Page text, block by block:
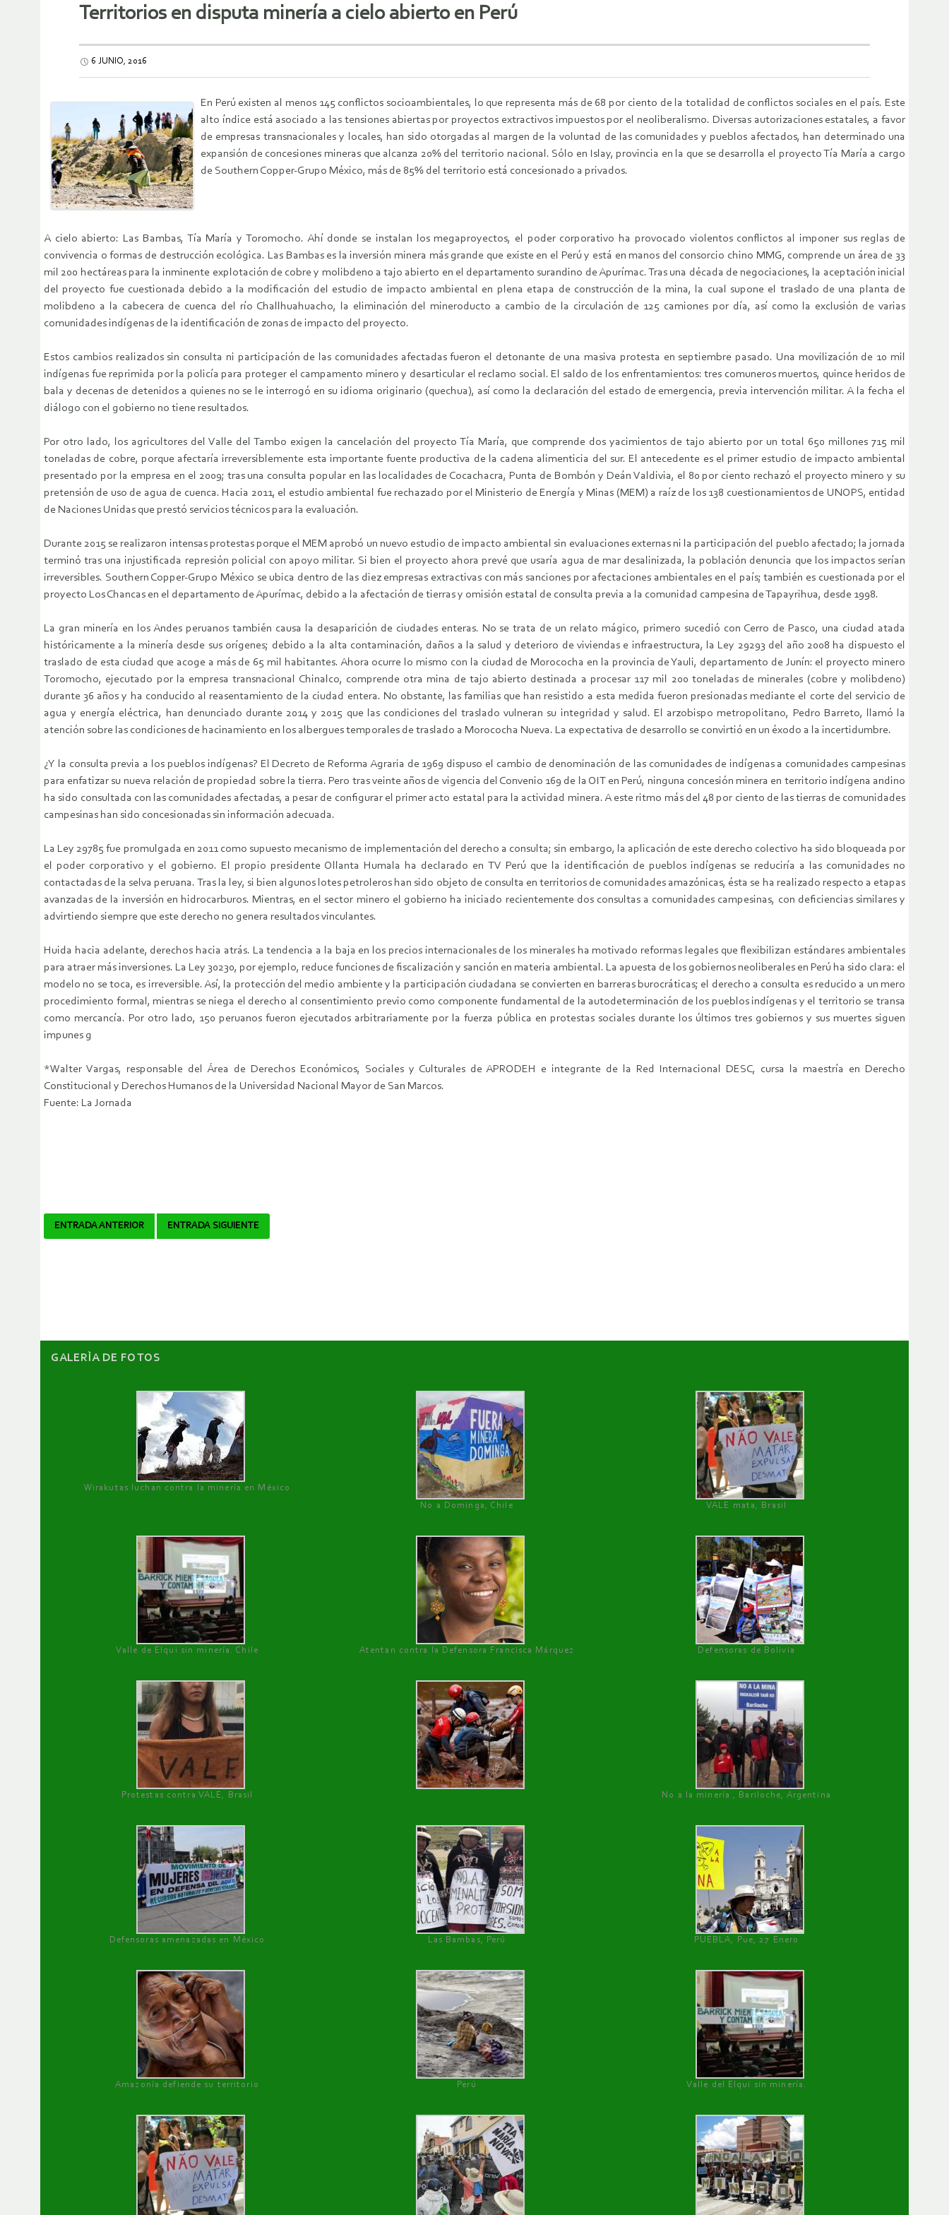
Territorios en disputa minería a cielo abierto en Perú
6 JUNIO, 2016
En Perú existen al menos 145 conflictos socioambientales, lo que representa más de 68 por ciento de la totalidad de conflictos sociales en el país. Este
alto índice está asociado a las tensiones abiertas por proyectos extractivos impuestos por el neoliberalismo. Diversas autorizaciones estatales, a favor
de empresas transnacionales y locales, han sido otorgadas al margen de la voluntad de las comunidades y pueblos afectados, han determinado una
expansión de concesiones mineras que alcanza 20% del territorio nacional. Sólo en Islay, provincia en la que se desarrolla el proyecto Tía María a cargo
de Southern Copper-Grupo México, más de 85% del territorio está concesionado a privados.
A cielo abierto: Las Bambas, Tía María y Toromocho. Ahí donde se instalan los megaproyectos, el poder corporativo ha provocado violentos conflictos al imponer sus reglas de
convivencia o formas de destrucción ecológica. Las Bambas es la inversión minera más grande que existe en el Perú y está en manos del consorcio chino MMG, comprende un área de 33
mil 200 hectáreas para la inminente explotación de cobre y molibdeno a tajo abierto en el departamento surandino de Apurímac. Tras una década de negociaciones, la aceptación inicial
del proyecto fue cuestionada debido a la modificación del estudio de impacto ambiental en plena etapa de construcción de la mina, la cual supone el traslado de una planta de
molibdeno a la cabecera de cuenca del río Challhuahuacho, la eliminación del mineroducto a cambio de la circulación de 125 camiones por día, así como la exclusión de varias
comunidades indígenas de la identificación de zonas de impacto del proyecto.
Estos cambios realizados sin consulta ni participación de las comunidades afectadas fueron el detonante de una masiva protesta en septiembre pasado. Una movilización de 10 mil
indígenas fue reprimida por la policía para proteger el campamento minero y desarticular el reclamo social. El saldo de los enfrentamientos: tres comuneros muertos, quince heridos de
bala y decenas de detenidos a quienes no se le interrogó en su idioma originario (quechua), así como la declaración del estado de emergencia, previa intervención militar. A la fecha el
diálogo con el gobierno no tiene resultados.
Por otro lado, los agricultores del Valle del Tambo exigen la cancelación del proyecto Tía María, que comprende dos yacimientos de tajo abierto por un total 650 millones 715 mil
toneladas de cobre, porque afectaría irreversiblemente esta importante fuente productiva de la cadena alimenticia del sur. El antecedente es el primer estudio de impacto ambiental
presentado por la empresa en el 2009; tras una consulta popular en las localidades de Cocachacra, Punta de Bombón y Deán Valdivia, el 80 por ciento rechazó el proyecto minero y su
pretensión de uso de agua de cuenca. Hacia 2011, el estudio ambiental fue rechazado por el Ministerio de Energía y Minas (MEM) a raíz de los 138 cuestionamientos de UNOPS, entidad
de Naciones Unidas que prestó servicios técnicos para la evaluación.
Durante 2015 se realizaron intensas protestas porque el MEM aprobó un nuevo estudio de impacto ambiental sin evaluaciones externas ni la participación del pueblo afectado; la jornada
terminó tras una injustificada represión policial con apoyo militar. Si bien el proyecto ahora prevé que usaría agua de mar desalinizada, la población denuncia que los impactos serían
irreversibles. Southern Copper-Grupo México se ubica dentro de las diez empresas extractivas con más sanciones por afectaciones ambientales en el país; también es cuestionada por el
proyecto Los Chancas en el departamento de Apurímac, debido a la afectación de tierras y omisión estatal de consulta previa a la comunidad campesina de Tapayrihua, desde 1998.
La gran minería en los Andes peruanos también causa la desaparición de ciudades enteras. No se trata de un relato mágico, primero sucedió con Cerro de Pasco, una ciudad atada
históricamente a la minería desde sus orígenes; debido a la alta contaminación, daños a la salud y deterioro de viviendas e infraestructura, la Ley 29293 del año 2008 ha dispuesto el
traslado de esta ciudad que acoge a más de 65 mil habitantes. Ahora ocurre lo mismo con la ciudad de Morococha en la provincia de Yauli, departamento de Junín: el proyecto minero
Toromocho, ejecutado por la empresa transnacional Chinalco, comprende otra mina de tajo abierto destinada a procesar 117 mil 200 toneladas de minerales (cobre y molibdeno)
durante 36 años y ha conducido al reasentamiento de la ciudad entera. No obstante, las familias que han resistido a esta medida fueron presionadas mediante el corte del servicio de
agua y energía eléctrica, han denunciado durante 2014 y 2015 que las condiciones del traslado vulneran su integridad y salud. El arzobispo metropolitano, Pedro Barreto, llamó la
atención sobre las condiciones de hacinamiento en los albergues temporales de traslado a Morococha Nueva. La expectativa de desarrollo se convirtió en un éxodo a la incertidumbre.
¿Y la consulta previa a los pueblos indígenas? El Decreto de Reforma Agraria de 1969 dispuso el cambio de denominación de las comunidades de indígenas a comunidades campesinas
para enfatizar su nueva relación de propiedad sobre la tierra. Pero tras veinte años de vigencia del Convenio 169 de la OIT en Perú, ninguna concesión minera en territorio indígena andino
ha sido consultada con las comunidades afectadas, a pesar de configurar el primer acto estatal para la actividad minera. A este ritmo más del 48 por ciento de las tierras de comunidades
campesinas han sido concesionadas sin información adecuada.
La Ley 29785 fue promulgada en 2011 como supuesto mecanismo de implementación del derecho a consulta; sin embargo, la aplicación de este derecho colectivo ha sido bloqueada por
el poder corporativo y el gobierno. El propio presidente Ollanta Humala ha declarado en TV Perú que la identificación de pueblos indígenas se reduciría a las comunidades no
contactadas de la selva peruana. Tras la ley, si bien algunos lotes petroleros han sido objeto de consulta en territorios de comunidades amazónicas, ésta se ha realizado respecto a etapas
avanzadas de la inversión en hidrocarburos. Mientras, en el sector minero el gobierno ha iniciado recientemente dos consultas a comunidades campesinas, con deficiencias similares y
advirtiendo siempre que este derecho no genera resultados vinculantes.
Huida hacia adelante, derechos hacia atrás. La tendencia a la baja en los precios internacionales de los minerales ha motivado reformas legales que flexibilizan estándares ambientales
para atraer más inversiones. La Ley 30230, por ejemplo, reduce funciones de fiscalización y sanción en materia ambiental. La apuesta de los gobiernos neoliberales en Perú ha sido clara: el
modelo no se toca, es irreversible. Así, la protección del medio ambiente y la participación ciudadana se convierten en barreras burocráticas; el derecho a consulta es reducido a un mero
procedimiento formal, mientras se niega el derecho al consentimiento previo como componente fundamental de la autodeterminación de los pueblos indígenas y el territorio se transa
como mercancía. Por otro lado, 150 peruanos fueron ejecutados arbitrariamente por la fuerza pública en protestas sociales durante los últimos tres gobiernos y sus muertes siguen
impunes g
*Walter Vargas, responsable del Área de Derechos Económicos, Sociales y Culturales de APRODEH e integrante de la Red Internacional DESC, cursa la maestría en Derecho
Constitucional y Derechos Humanos de la Universidad Nacional Mayor de San Marcos.
Fuente: La Jornada
Navegador
ENTRADA ANTERIOR ENTRADA SIGUIENTE
GALERÌA DE FOTOS
Wirakutas luchan contra la minería en México
No a Dominga, Chile
VALE mata, Brasil
Valle de Elqui sin minería. Chile Atentan contra la Defensora Francisca Márquez Defensoras de Bolivia
Protestas contra VALE, Brasil No a la minería , Bariloche, Argentina
Defensoras amenazadas en México Las Bambas, Perú PUEBLA, Pue, 27 Enero
Amazonía defiende su territorio Perú Valle del Elqui sin minería.